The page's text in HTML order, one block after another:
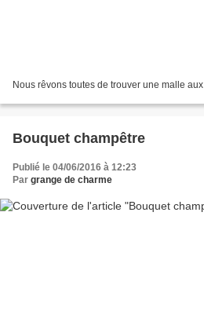
Nous rêvons toutes de trouver une malle
Bouquet champêtre
Publié le 04/06/2016 à 12:23
Par grange de charme